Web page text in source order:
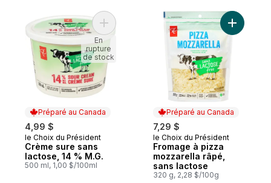
Préparé au Canada
4,99 $
Préparé au Canada
le Choix du Président
Crème sure sans
lactose, 14 % M.G.
500 ml, 1,00 $/100ml
Ajouter Crème sure sans lactose, 14 %
En
rupture
de stock
Préparé au Canada
7,29 $
Préparé au Canada
le Choix du Président
Fromage à pizza
mozzarella râpé,
sans lactose
320 g, 2,28 $/100g
Ajouter